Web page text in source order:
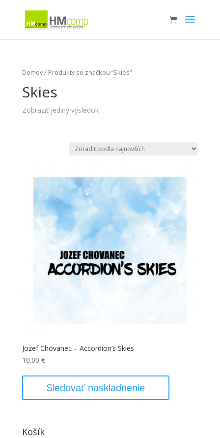
Domov/ Produkty so značkou “Skies”
Skies
Zobraziť jediný výsledok
Jozef Chovanec – Accordion’s Skies
10.00 €
Sledovať naskladnenie
Košík